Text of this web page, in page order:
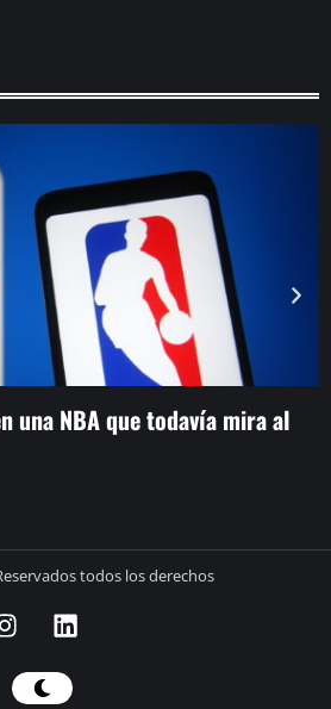
una NBA que todavía mira al
todos los derechos